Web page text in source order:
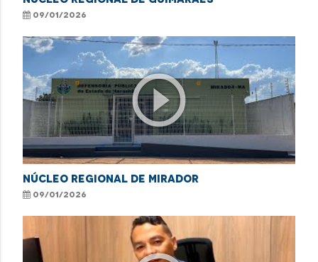
09/01/2026
play_circle_outline
NÚCLEO REGIONAL DE MIRADOR
09/01/2026